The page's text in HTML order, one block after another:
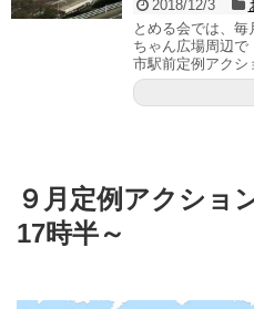
2018/12/3
とめる会では、
ちゃん広場周辺
市駅前定例アク
９月定例アクショ
17時半～